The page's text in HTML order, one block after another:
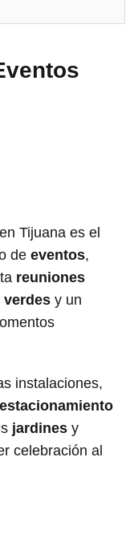
en Tijuana es el
de eventos,
reuniones
verdes y un
instalaciones,
estacionamiento
jardines y
celebración al